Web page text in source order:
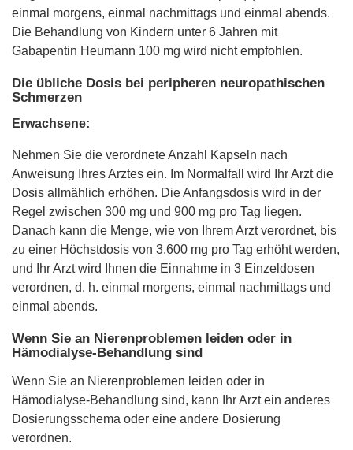
einmal morgens, einmal nachmittags und einmal abends.
Die Behandlung von Kindern unter 6 Jahren mit
Gabapentin Heumann 100 mg wird nicht empfohlen.
Die übliche Dosis bei peripheren neuropathischen
Schmerzen
Erwachsene:
Nehmen Sie die verordnete Anzahl Kapseln nach
Anweisung Ihres Arztes ein. Im Normalfall wird Ihr Arzt die
Dosis allmählich erhöhen. Die Anfangsdosis wird in der
Regel zwischen 300 mg und 900 mg pro Tag liegen.
Danach kann die Menge, wie von Ihrem Arzt verordnet, bis
zu einer Höchstdosis von 3.600 mg pro Tag erhöht werden,
und Ihr Arzt wird Ihnen die Einnahme in 3 Einzeldosen
verordnen, d. h. einmal morgens, einmal nachmittags und
einmal abends.
Wenn Sie an Nierenproblemen leiden oder in
Hämodialyse-Behandlung sind
Wenn Sie an Nierenproblemen leiden oder in
Hämodialyse-Behandlung sind, kann Ihr Arzt ein anderes
Dosierungsschema oder eine andere Dosierung
verordnen.